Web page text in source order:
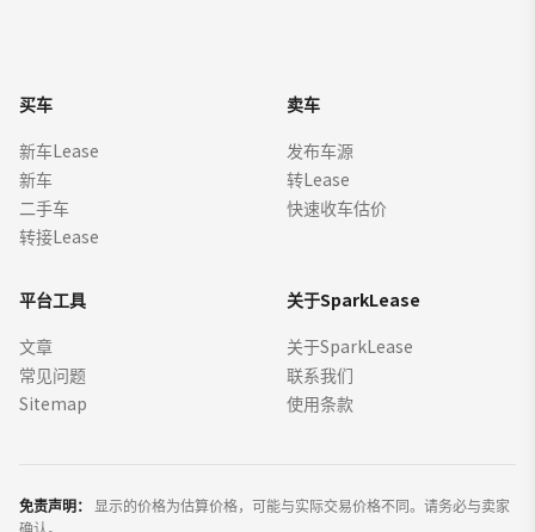
买车
新车Lease
新车
二手车
转接Lease
卖车
发布车源
转Lease
快速收车估价
平台工具
文章
常见问题
Sitemap
关于SparkLease
关于SparkLease
联系我们
使用条款
免责声明：
显示的价格为估算价格，可能与实际交易价格不同。请务必与卖家
确认。